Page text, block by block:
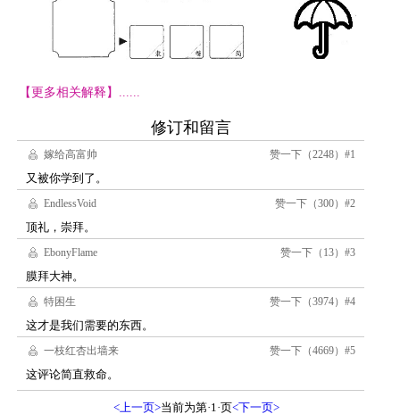
【更多相关解释】......